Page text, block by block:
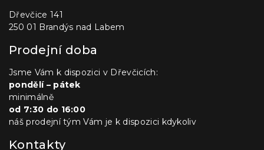
Dřevčice 141
250 01 Brandýs nad Labem
Prodejní doba
Jsme Vám k dispozici v Dřevčicích:
pondělí – pátek
minimálně
od 7:30 do 16:00
náš prodejní tým Vám je k dispozici kdykoliv
Kontakty